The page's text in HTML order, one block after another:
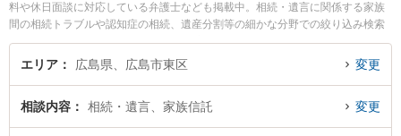
料や休日面談に対応している弁護士なども掲載中。相続・遺言に関係する家族
間の相続トラブルや認知症の相続、遺産分割等の細かな分野での絞り込み検索
もでき便利です。特に弁護士法人共創 広島駅前法律事務所の下西 祥平弁護士や
うした法律事務所の加藤 泰弁護士、弁護士法人共創 広島駅前法律事務所の二井
相談したい』『家族信託のトラブル解決の実績豊富な近くの弁護士を検索した
い』『初回相談無料で家族信託を法律相談できる広島市東区内の弁護士に相談
エリア 広島県、広島市東区 変更
相談内容 相続・遺言、家族信託 変更